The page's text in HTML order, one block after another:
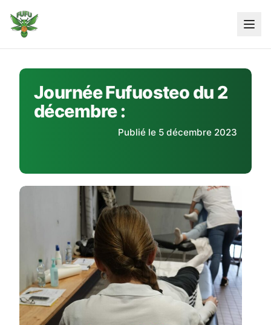
content
Journée Fufuosteo du 2
décembre :
Publié le 5 décembre 2023